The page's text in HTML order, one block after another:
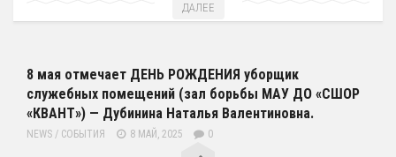
ДАЛЕЕ
8 мая отмечает ДЕНЬ РОЖДЕНИЯ уборщик
служебных помещений (зал борьбы МАУ ДО «СШОР
«КВАНТ») — Дубинина Наталья Валентиновна.
NEWS / СОБЫТИЯ 8 МАЙ, 2025 0